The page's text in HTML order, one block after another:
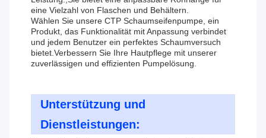
eine Vielzahl von Flaschen und Behältern.
Wählen Sie unsere CTP Schaumseifenpumpe, ein
Produkt, das Funktionalität mit Anpassung verbindet
und jedem Benutzer ein perfektes Schaumversuch
bietet.Verbessern Sie Ihre Hautpflege mit unserer
zuverlässigen und effizienten Pumpelösung.
Unterstützung und
Dienstleistungen: